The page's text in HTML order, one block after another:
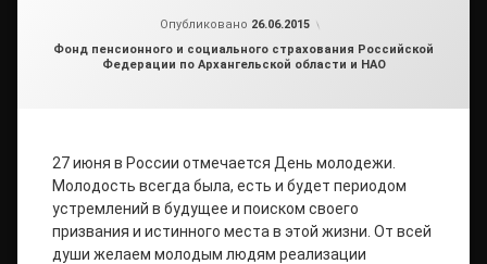
Опубликовано 26.06.2015
Рубрики:
Фонд пенсионного и социального страхования Российской
Федерации по Архангельской области и НАО
27 июня в России отмечается День молодежи.
Молодость всегда была, есть и будет периодом
устремлений в будущее и поиском своего
призвания и истинного места в этой жизни. От всей
души желаем молодым людям реализации